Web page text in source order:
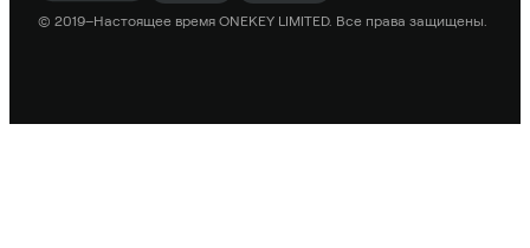
© 2019–Настоящее время ONEKEY LIMITED. Все права защищены.